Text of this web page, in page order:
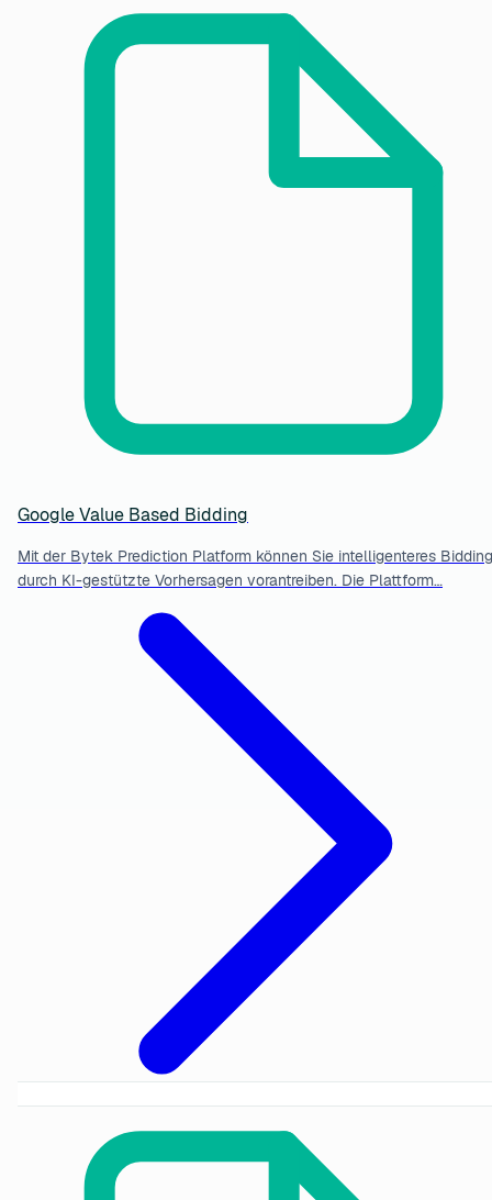
Google Value Based Bidding
Mit der Bytek Prediction Platform können Sie intelligenteres Bidding
durch KI-gestützte Vorhersagen vorantreiben. Die Plattform…